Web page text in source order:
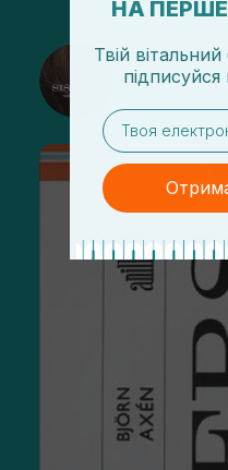
НА
Твій
підписуйся
email